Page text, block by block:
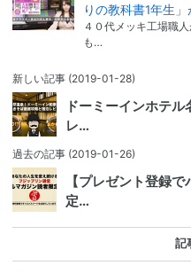
りの教科書1年生
４０代メッキ工場職
も…
新しい記事 (2019-01-28)
ドーミーインホテ
レ…
過去の記事 (2019-01-26)
【プレゼント登録
定…
記